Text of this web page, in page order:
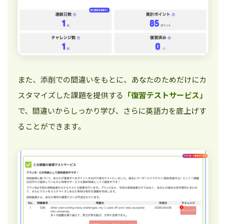
また、添削での間違いをもとに、あなたのためだけにカ
スタマイズした課題を提供する 「復習テストサービス」
で、間違いからしっかり学び、さらに英語力を底上げす
ることができます。